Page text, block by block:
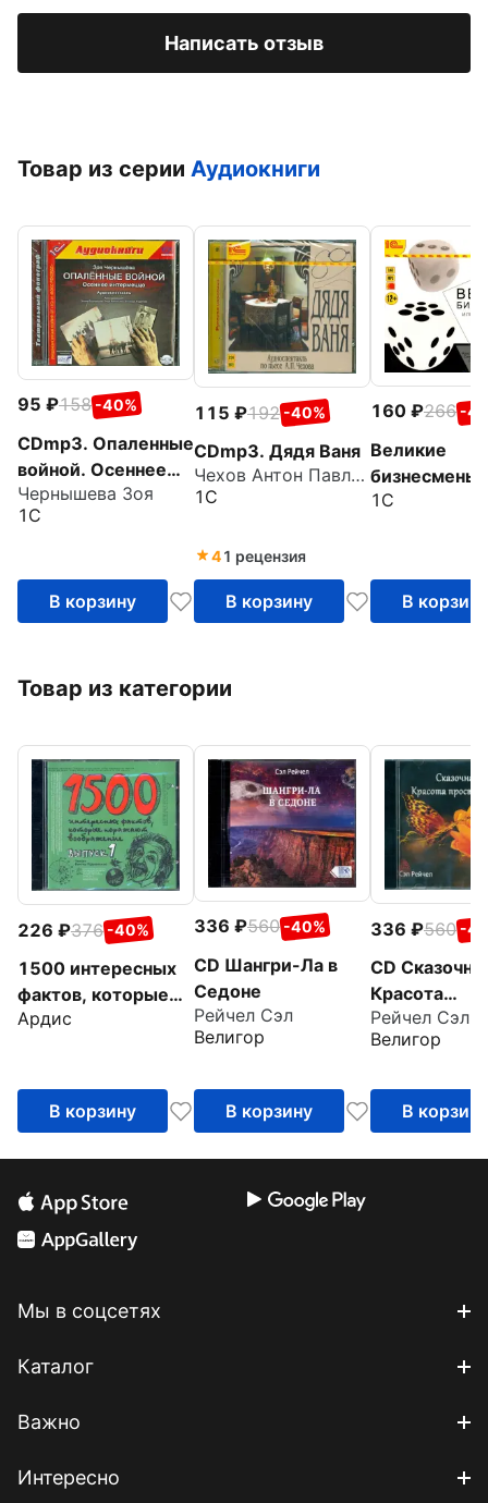
Написать отзыв
Товар из серии Аудиокниги
95 158 -40%
CDmp3. Опаленные
войной. Осеннее
интермеццо
Чернышева Зоя
1С
В корзину
115 192 -40%
CDmp3. Дядя Ваня
Чехов Антон Павлович
1С
41 рецензия
В корзину
160 266 -
Великие
бизнесмены
(CDmp3)
1С
В корзину
Товар из категории
226 376 -40%
1500 интересных
фактов, которые
поражают
Ардис
В корзину
336 560 -40%
CD Шангри-Ла в
Седоне
Рейчел Сэл
Велигор
В корзину
336 560 -
CD
Красота
Рейчел Сэл
Велигор
В корзину
Мы в соцсетях
Каталог
Важно
Интересно